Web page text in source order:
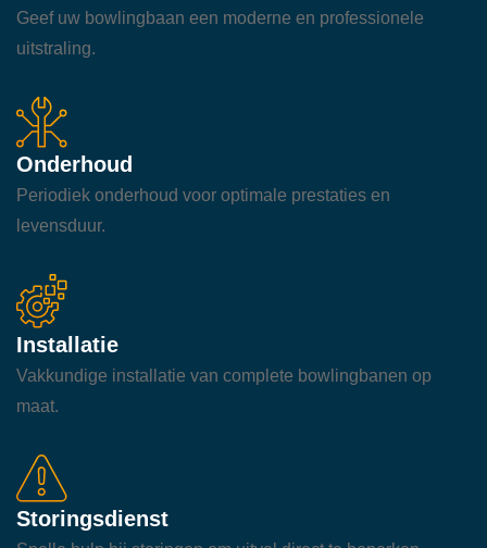
Geef uw bowlingbaan een moderne en professionele
uitstraling.
Onderhoud
Periodiek onderhoud voor optimale prestaties en
levensduur.
Installatie
Vakkundige installatie van complete bowlingbanen op
maat.
Storingsdienst